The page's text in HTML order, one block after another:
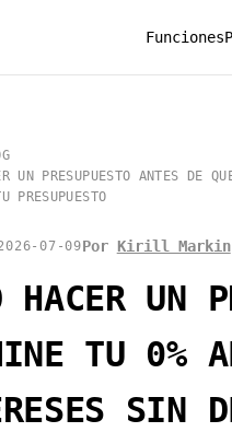
Funciones
UN PRESUPUESTO ANTES
PRESUPUESTO
07-09Por Kirill Markin
HACER UN
TU 0%
SIN